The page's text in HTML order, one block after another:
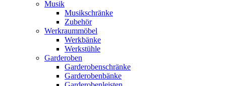
Musik
Musikschränke
Zubehör
Werkraummöbel
Werkbänke
Werkstühle
Garderoben
Garderobenschränke
Garderobenbänke